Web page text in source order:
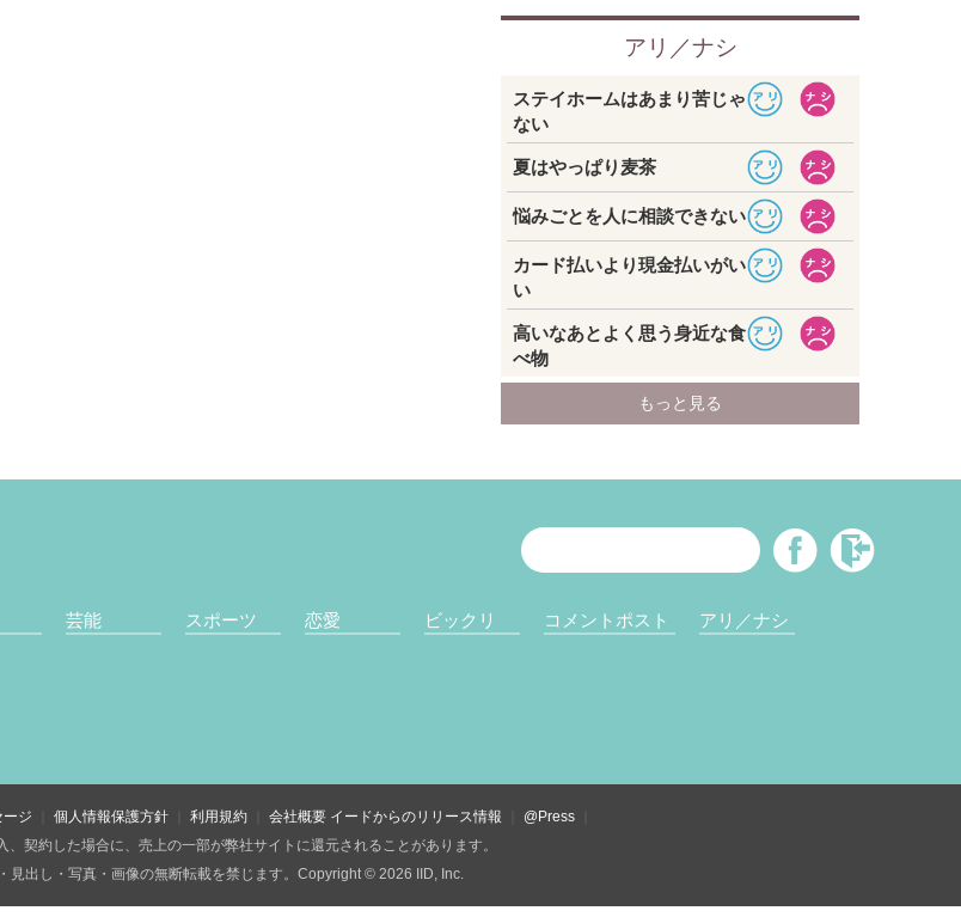
芸能 スポーツ 恋愛 ビックリ コメントポスト アリ／ナシ
ジ 個人情報保護方針 利用規約 会社概要 イードからのリリース情報
@Press
、契約した場合に、売上の一部が弊社サイトに還元されることがあります。
見出し・写真・画像の無断転載を禁じます。Copyright © 2026 IID, Inc.